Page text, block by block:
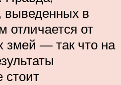
выведенных в
отличается от
змей — так что на
стоит